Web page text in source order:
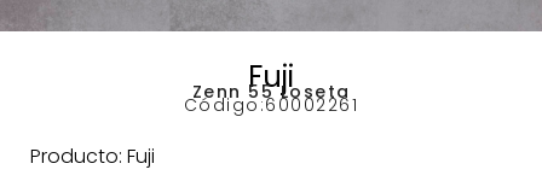
Fuji
Zenn 55 Loseta
Código:60002261
Producto: Fuji